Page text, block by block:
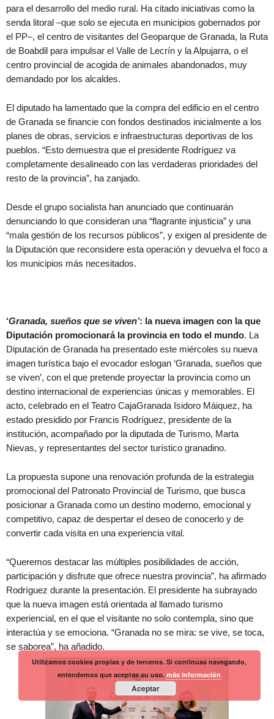
para el desarrollo del medio rural. Ha citado iniciativas como la
senda litoral –que solo se ejecuta en municipios gobernados por
el PP–, el centro de visitantes del Geoparque de Granada, la Ruta
de Boabdil para impulsar el Valle de Lecrín y la Alpujarra, o el
centro provincial de acogida de animales abandonados, muy
demandado por los alcaldes.
El diputado ha lamentado que la compra del edificio en el centro
de Granada se financie con fondos destinados inicialmente a los
planes de obras, servicios e infraestructuras deportivas de los
pueblos. “Esto demuestra que el presidente Rodríguez va
completamente desalineado con las verdaderas prioridades del
resto de la provincia”, ha zanjado.
Desde el grupo socialista han anunciado que continuarán
denunciando lo que consideran una “flagrante injusticia” y una
“mala gestión de los recursos públicos”, y exigen al presidente de
la Diputación que reconsidere esta operación y devuelva el foco a
los municipios más necesitados.
‘Granada, sueños que se viven’: la nueva imagen con la que
Diputación promocionará la provincia en todo el mundo. La
Diputación de Granada ha presentado este miércoles su nueva
imagen turística bajo el evocador eslogan ‘Granada, sueños que
se viven’, con el que pretende proyectar la provincia como un
destino internacional de experiencias únicas y memorables. El
acto, celebrado en el Teatro CajaGranada Isidoro Máiquez, ha
estado presidido por Francis Rodríguez, presidente de la
institución, acompañado por la diputada de Turismo, Marta
Nievas, y representantes del sector turístico granadino.
La propuesta supone una renovación profunda de la estrategia
promocional del Patronato Provincial de Turismo, que busca
posicionar a Granada como un destino moderno, emocional y
competitivo, capaz de despertar el deseo de conocerlo y de
convertir cada visita en una experiencia vital.
“Queremos destacar las múltiples posibilidades de acción,
participación y disfrute que ofrece nuestra provincia”, ha afirmado
Rodríguez durante la presentación. El presidente ha subrayado
que la nueva imagen está orientada al llamado turismo
experiencial, en el que el visitante no solo contempla, sino que
interactúa y se emociona. “Granada no se mira: se vive, se toca,
se saborea”, ha añadido.
Utilizamos cookies propias y de terceros. Si continuas navegando,
entendemos que aceptas su uso.más información
Aceptar